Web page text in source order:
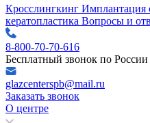
Кросслингкинг Имплантация
кератопластика Вопросы и
8-800-70-70-616
Бесплатный звонок по России
glazcenterspb@mail.ru
Заказать звонок
О центре